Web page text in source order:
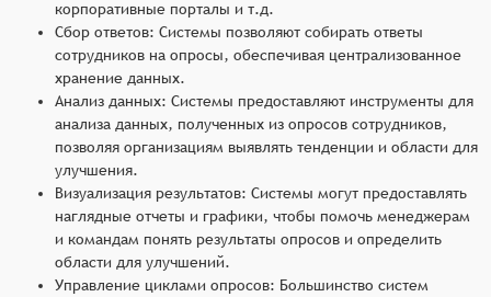
корпоративные порталы и т.д.
Сбор ответов: Системы позволяют собирать ответы
сотрудников на опросы, обеспечивая централизованное
хранение данных.
Анализ данных: Системы предоставляют инструменты для
анализа данных, полученных из опросов сотрудников,
позволяя организациям выявлять тенденции и области для
улучшения.
Визуализация результатов: Системы могут предоставлять
наглядные отчеты и графики, чтобы помочь менеджерам
и командам понять результаты опросов и определить
области для улучшений.
Управление циклами опросов: Большинство систем